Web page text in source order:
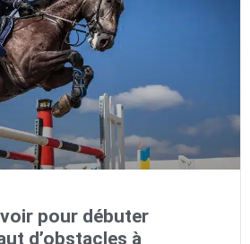
pour débuter
d’obstacles à